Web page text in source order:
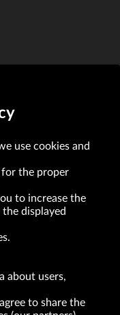
462 Kraków
03-61
in Kraków
number 0000047082
in commercial transactions
amended).
use cookies and
for the proper
to increase the
displayed
about users,
to share the